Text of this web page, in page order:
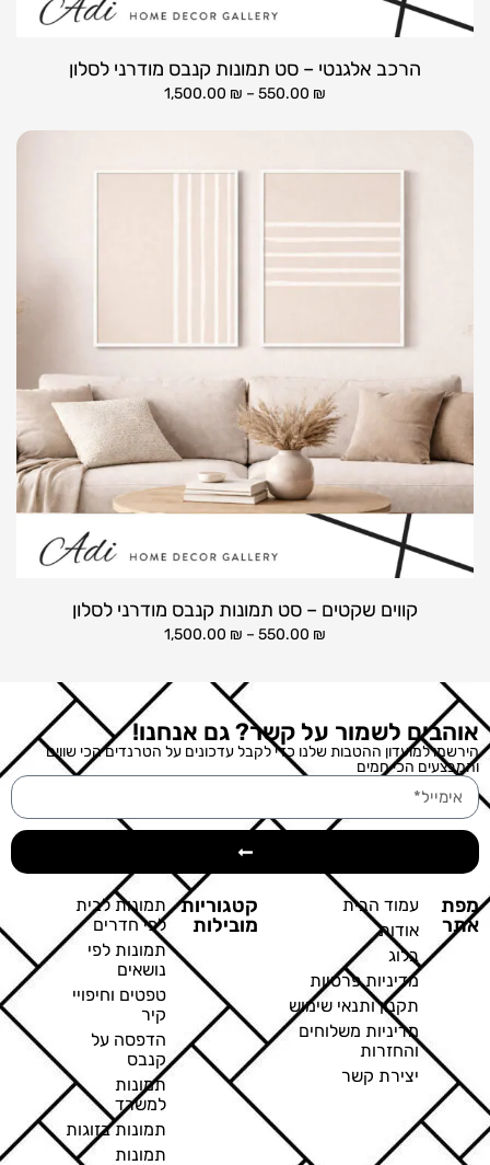
הרכב אלגנטי – סט תמונות קנבס מודרני לסלון
550.00 ₪
–
1,500.00 ₪
קווים שקטים – סט תמונות קנבס מודרני לסלון
550.00 ₪
–
1,500.00 ₪
אוהבים לשמור על קשר? גם אנחנו!
הירשמו למועדון ההטבות שלנו כדי לקבל עדכונים על הטרנדים הכי שווים
והמבצעים הכי חמים
מפת
אתר
עמוד הבית
אודות
בלוג
מדיניות פרטיות
תקנון ותנאי שימוש
מדיניות משלוחים
והחזרות
יצירת קשר
קטגוריות
מובילות
תמונות לבית
לפי חדרים
תמונות לפי
נושאים
טפטים וחיפויי
קיר
הדפסה על
קנבס
תמונות
למשרד
תמונות בזוגות
תמונות